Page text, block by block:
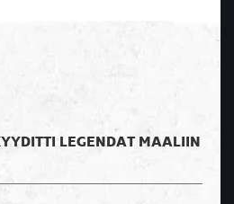
LEGENDAT MAALIIN